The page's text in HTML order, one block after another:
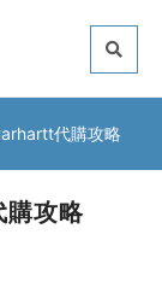
代購攻略
攻略